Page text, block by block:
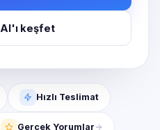
keşfet
Hızlı Teslimat
Gerçek Yorumlar